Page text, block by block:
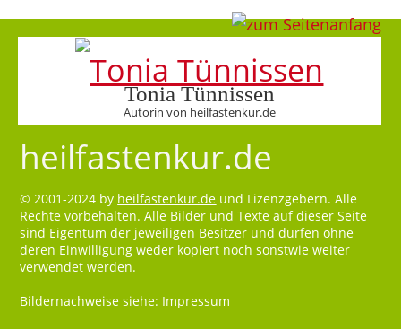
Tonia Tünnissen
Autorin von heilfastenkur.de
heilfastenkur.de
© 2001-2024 by heilfastenkur.de und Lizenzgebern. Alle
Rechte vorbehalten. Alle Bilder und Texte auf dieser Seite
sind Eigentum der jeweiligen Besitzer und dürfen ohne
deren Einwilligung weder kopiert noch sonstwie weiter
verwendet werden.
Bildernachweise siehe: Impressum